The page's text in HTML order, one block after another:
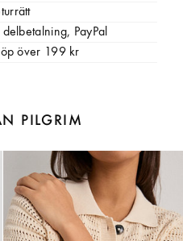
PayPal
över 199 kr
PILGRIM